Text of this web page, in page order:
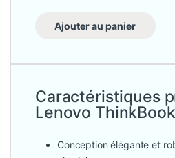
Ajouter au panier
Caractéristiques
Lenovo
Conception élégante et